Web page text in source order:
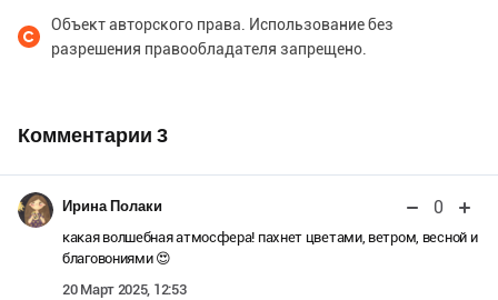
Объект авторского права. Использование без
разрешения правообладателя запрещено.
Комментарии 3
Ирина Полаки 0
какая волшебная атмосфера! пахнет цветами, ветром, весной и
благовониями 😍
20 Март 2025, 12:53